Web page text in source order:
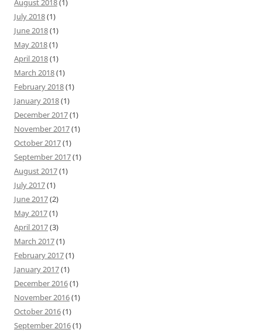
August 2018(1)
July 2018(1)
June 2018(1)
May 2018(1)
April 2018(1)
March 2018(1)
February 2018(1)
January 2018(1)
December 2017(1)
November 2017(1)
October 2017(1)
September 2017(1)
August 2017(1)
July 2017(1)
June 2017(2)
May 2017(1)
April 2017(3)
March 2017(1)
February 2017(1)
January 2017(1)
December 2016(1)
November 2016(1)
October 2016(1)
September 2016(1)